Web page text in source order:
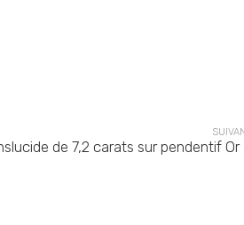
de 7,2 carats sur pendentif Or